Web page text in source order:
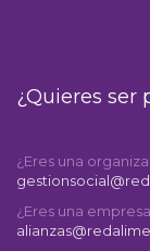
¿Quieres ser
¿Eres una
¿Eres una